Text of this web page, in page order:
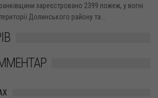
зареєстровано 2399 пожеж, у вогні
Долинського району та...